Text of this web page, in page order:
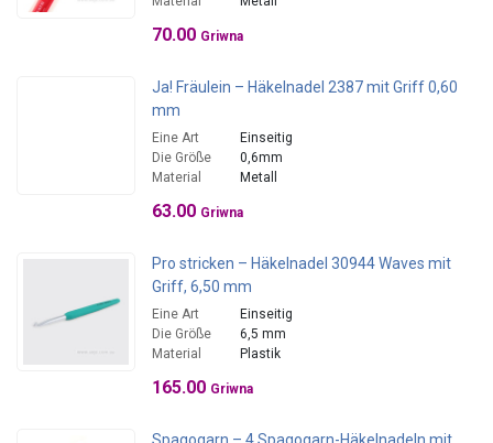
70.00 Griwna
Ja! Fräulein – Häkelnadel 2387 mit Griff 0,60
mm
Eine Art
Einseitig
Die Größe
0,6mm
Material
Metall
63.00 Griwna
Pro stricken – Häkelnadel 30944 Waves mit
Griff, 6,50 mm
Eine Art
Einseitig
Die Größe
6,5 mm
Material
Plastik
165.00 Griwna